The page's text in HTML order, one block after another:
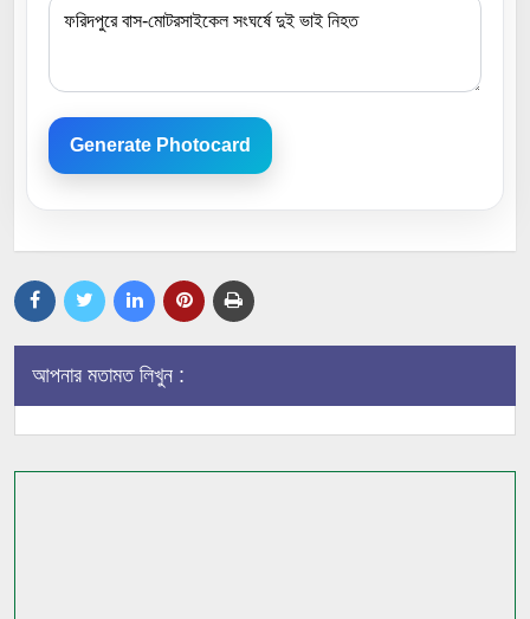
Generate Photocard
আপনার মতামত লিখুন :